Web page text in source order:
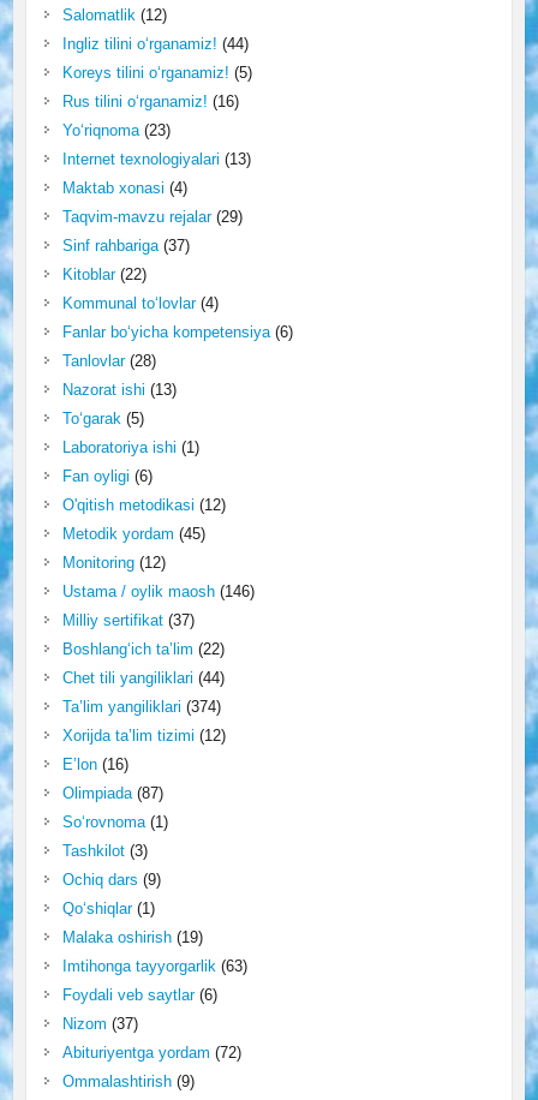
Salomatlik(12)
Ingliz tilini o‘rganamiz! (44)
Koreys tilini o‘rganamiz! (5)
Rus tilini o‘rganamiz! (16)
Yo‘riqnoma(23)
Internet texnologiyalari (13)
Maktab xonasi (4)
Taqvim-mavzu rejalar(29)
Sinf rahbariga(37)
Kitoblar(22)
Kommunal to‘lovlar(4)
Fanlar bo‘yicha kompetensiya(6)
Tanlovlar(28)
Nazorat ishi (13)
To‘garak(5)
Laboratoriya ishi (1)
Fan oyligi (6)
O'qitish metodikasi (12)
Metodik yordam (45)
Monitoring(12)
Ustama / oylik maosh(146)
Milliy sertifikat(37)
Boshlang‘ich ta’lim (22)
Chet tili yangiliklari (44)
Ta’lim yangiliklari (374)
Xorijda ta’lim tizimi (12)
E’lon(16)
Olimpiada(87)
So‘rovnoma(1)
Tashkilot(3)
Ochiq dars (9)
Qo‘shiqlar(1)
Malaka oshirish(19)
Imtihonga tayyorgarlik(63)
Foydali veb saytlar(6)
Nizom (37)
Abituriyentga yordam (72)
Ommalashtirish(9)